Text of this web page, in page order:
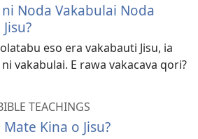
ni Noda Vakabulai Noda
eso era vakabauti Jisu, ia
vakabulai. E rawa vakacava qori?
TEACHINGS
Mate Kina o Jisu?